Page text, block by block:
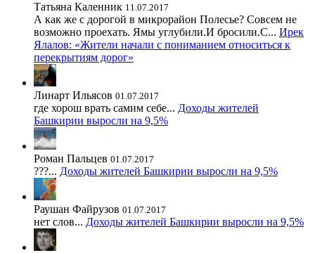
Татьяна Каленник 11.07.2017
А как же с дорогой в микрорайон Полесье? Совсем не
возможно проехать. Ямы углубили.И бросили.С... Ирек
Ялалов: «Жители начали с пониманием относиться к
перекрытиям дорог»
Линарт Ильясов 01.07.2017
где хорош врать самим себе... Доходы жителей
Башкирии выросли на 9,5%
Роман Пальцев 01.07.2017
???... Доходы жителей Башкирии выросли на 9,5%
Раушан Файрузов 01.07.2017
нет слов... Доходы жителей Башкирии выросли на 9,5%